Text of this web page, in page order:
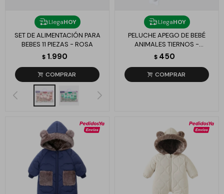
LlegaHOY
SET DE ALIMENTACIÓN PARA
BEBES 11 PIEZAS - ROSA
$ 1.990
LlegaHOY
PELUCHE APEGO DE BEBÉ
ANIMALES TIERNOS -
UNICORNIO BLANCO
$ 450